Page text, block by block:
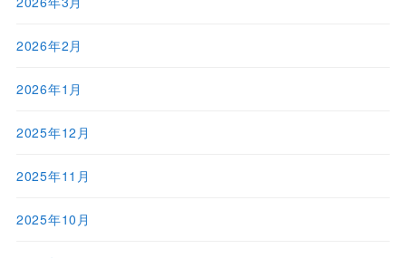
2026年2月
2026年1月
2025年12月
2025年11月
2025年10月